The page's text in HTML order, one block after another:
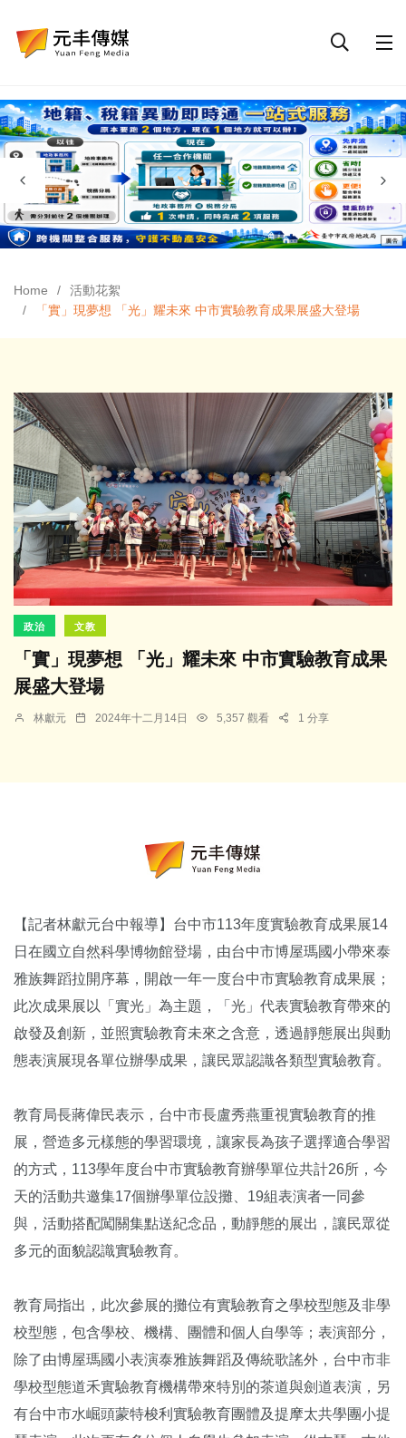
Home
活動花絮
「實」現夢想 「光」耀未來 中市實驗教育成果展盛大登場
政治 文教
「實」現夢想 「光」耀未來 中市實驗教育成果
展盛大登場
林獻元 2024年十二月14日 5,357 觀看 1 分享
【記者林獻元台中報導】台中市113年度實驗教育成果展14
日在國立自然科學博物館登場，由台中市博屋瑪國小帶來泰
雅族舞蹈拉開序幕，開啟一年一度台中市實驗教育成果展；
此次成果展以「實光」為主題，「光」代表實驗教育帶來的
啟發及創新，並照實驗教育未來之含意，透過靜態展出與動
態表演展現各單位辦學成果，讓民眾認識各類型實驗教育。
教育局長蔣偉民表示，台中市長盧秀燕重視實驗教育的推
展，營造多元樣態的學習環境，讓家長為孩子選擇適合學習
的方式，113學年度台中市實驗教育辦學單位共計26所，今
天的活動共邀集17個辦學單位設攤、19組表演者一同參
與，活動搭配闖關集點送紀念品，動靜態的展出，讓民眾從
多元的面貌認識實驗教育。
教育局指出，此次參展的攤位有實驗教育之學校型態及非學
校型態，包含學校、機構、團體和個人自學等；表演部分，
除了由博屋瑪國小表演泰雅族舞蹈及傳統歌謠外，台中市非
學校型態道禾實驗教育機構帶來特別的茶道與劍道表演，另
有台中市水崛頭蒙特梭利實驗教育團體及提摩太共學團小提